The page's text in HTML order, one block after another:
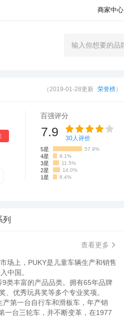
商家中心
（2019-01-28更新 荣誉榜）
百强评分
7.9 30人评价
5星 57.9%
4星 8.1%
3星 11.5%
2星 14.0%
1星 8.4%
列
查看更多
场上，PUKY是儿童车辆生产和销售
中国。
类丰富的产品品类。拥有65年品牌
优秀玩具奖等多个专业奖项。
第一台自行车和滑板车，年产销
一台三轮车，并不断变革，在1977